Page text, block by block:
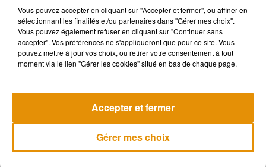
Musique
Madonna sort enfin le remix de « Love
Vous pouvez accepter en cliquant sur "Accepter et fermer", ou affiner en
sélectionnant les finalités et/ou partenaires dans "Gérer mes choix".
Vous pouvez également refuser en cliquant sur "Continuer sans
accepter". Vos préférences ne s'appliqueront que pour ce site. Vous
pouvez mettre à jour vos choix, ou retirer votre consentement à tout
moment via le lien "Gérer les cookies" situé en bas de chaque page.
Gérer mes choix
Accepter et fermer